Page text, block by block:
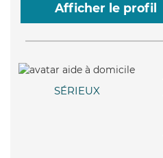
Afficher le profil
SÉRIEUX